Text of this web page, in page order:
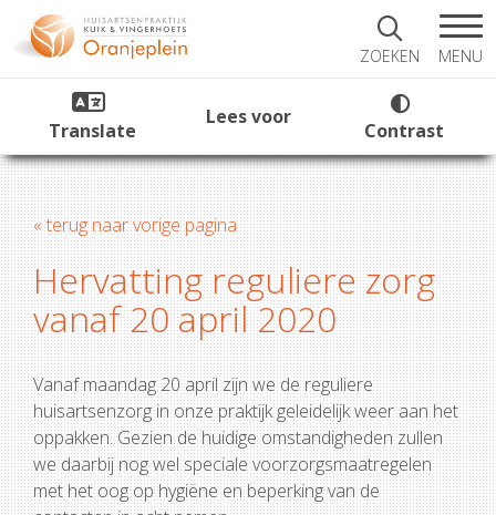
ZOEKEN MENU
Translate
Lees voor
Contrast
« terug naar vorige pagina
Hervatting reguliere zorg
vanaf 20 april 2020
Vanaf maandag 20 april zijn we de reguliere
huisartsenzorg in onze praktijk geleidelijk weer aan het
oppakken. Gezien de huidige omstandigheden zullen
we daarbij nog wel speciale voorzorgsmaatregelen
met het oog op hygiëne en beperking van de